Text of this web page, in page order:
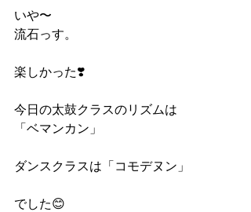
いや〜
流石っす。
楽しかった❣️
今日の太鼓クラスのリズムは
「ベマンカン」
ダンスクラスは「コモデヌン」
でした😊